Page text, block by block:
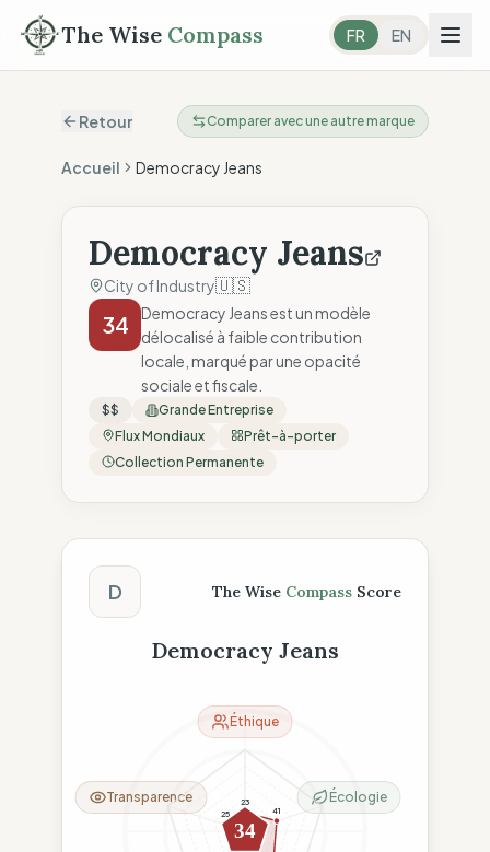
The Wise Compass FR EN
Retour Comparer avec une autre marque
Accueil Democracy Jeans
Democracy Jeans
City of Industry🇺🇸
34
Democracy Jeans est un modèle
délocalisé à faible contribution
locale, marqué par une opacité
sociale et fiscale.
$$
Grande Entreprise
Flux Mondiaux
Prêt-à-porter
Collection Permanente
Score The Wise Compass
D The Wise Compass Score
Democracy Jeans
23
41
8
25
34
Éthique
Écologie
Transparence